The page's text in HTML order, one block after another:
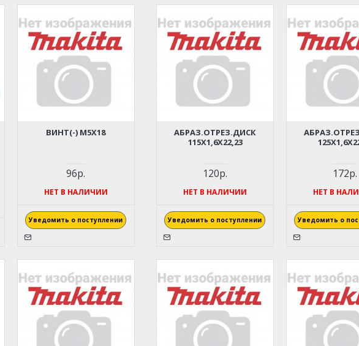
ВИНТ(-) M5Х18
96р.
НЕТ В НАЛИЧИИ
Уведомить о поступлении
АБРАЗ.ОТРЕЗ.ДИСК
115Х1,6Х22,23
120р.
НЕТ В НАЛИЧИИ
Уведомить о поступлении
172р.
НЕТ В
Уведомить о